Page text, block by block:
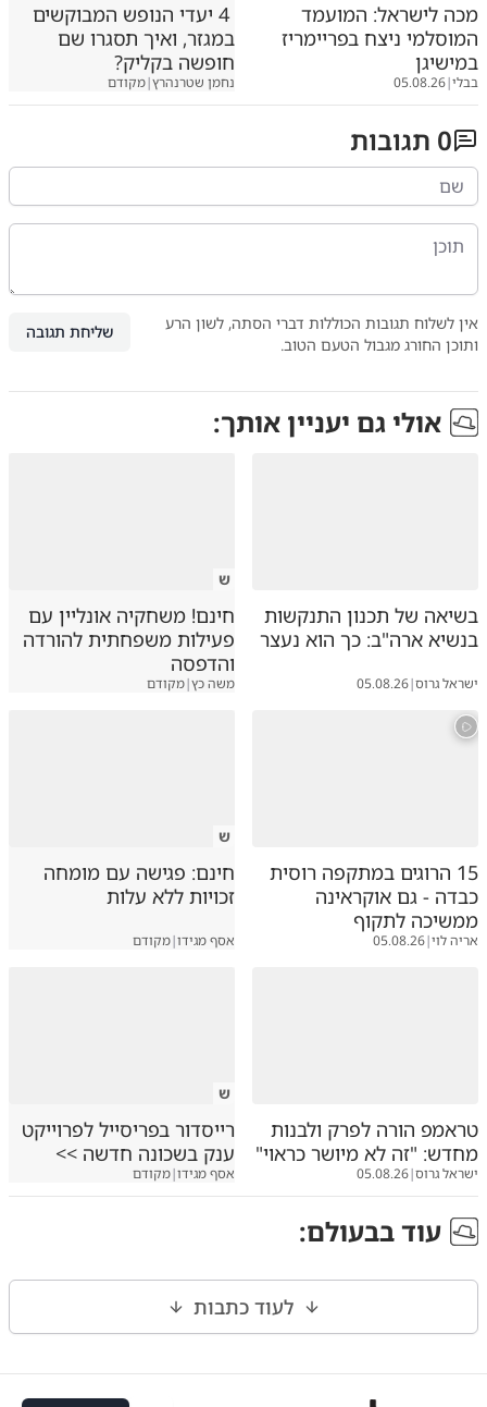
מכה לישראל: המועמד
המוסלמי ניצח בפריימריז
במישיגן
בבלי|
05.08.26
4 יעדי הנופש המבוקשים
במגזר, ואיך תסגרו שם
חופשה בקליק?
נחמן שטרנהרץ|מקודם
0 תגובות
אין לשלוח תגובות הכוללות דברי הסתה, לשון הרע
ותוכן החורג מגבול הטעם הטוב.
שליחת תגובה
אולי גם יעניין אותך:
בשיאה של תכנון התנקשות
בנשיא ארה"ב: כך הוא נעצר
ישראל גרוס|
05.08.26
ש
חינם! משחקיה אונליין עם
פעילות משפחתית להורדה
והדפסה
משה כץ|מקודם
15 הרוגים במתקפה רוסית
כבדה - גם אוקראינה
ממשיכה לתקוף
אריה לוי|
05.08.26
ש
חינם: פגישה עם מומחה
זכויות ללא עלות
אסף מגידו|מקודם
טראמפ הורה לפרק ולבנות
מחדש: "זה לא מיושר כראוי"
ישראל גרוס|
05.08.26
ש
רייסדור בפריסייל לפרוייקט
ענק בשכונה חדשה >>
אסף מגידו|מקודם
עוד בבעולם:
לעוד כתבות